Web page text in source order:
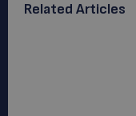
Related Articles